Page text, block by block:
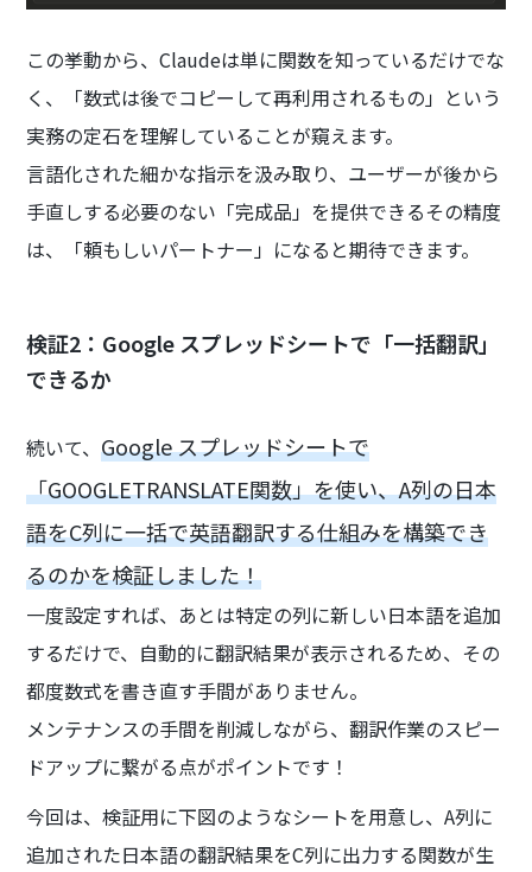
この挙動から、Claudeは単に関数を知っているだけでな
く、「数式は後でコピーして再利用されるもの」という
実務の定石を理解していることが窺えます。
言語化された細かな指示を汲み取り、ユーザーが後から
手直しする必要のない「完成品」を提供できるその精度
は、「頼もしいパートナー」になると期待できます。
検証2：Google スプレッドシートで「一括翻訳」
できるか
続いて、Google スプレッドシートで
「GOOGLETRANSLATE関数」を使い、A列の日本
語をC列に一括で英語翻訳する仕組みを構築でき
るのかを検証しました！
一度設定すれば、あとは特定の列に新しい日本語を追加
するだけで、自動的に翻訳結果が表示されるため、その
都度数式を書き直す手間がありません。
メンテナンスの手間を削減しながら、翻訳作業のスピー
ドアップに繋がる点がポイントです！
今回は、検証用に下図のようなシートを用意し、A列に
追加された日本語の翻訳結果をC列に出力する関数が生